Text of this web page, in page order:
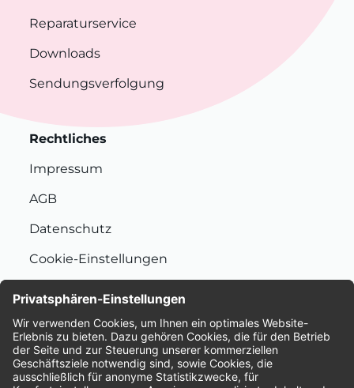
Reparaturservice
Downloads
Sendungsverfolgung
Rechtliches
Impressum
AGB
Datenschutz
Cookie-Einstellungen
Bewertungen